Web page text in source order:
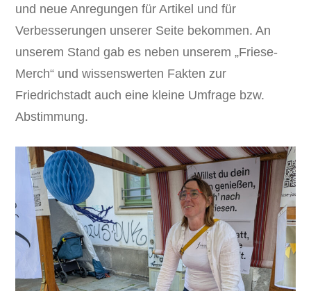
und neue Anregungen für Artikel und für
Verbesserungen unserer Seite bekommen. An
unserem Stand gab es neben unserem „Friese-
Merch“ und wissenswerten Fakten zur
Friedrichstadt auch eine kleine Umfrage bzw.
Abstimmung.